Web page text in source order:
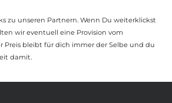
zu unseren Partnern. Wenn Du weiterklickst
wir eventuell eine Provision vom
Preis bleibt für dich immer der Selbe und du
damit.